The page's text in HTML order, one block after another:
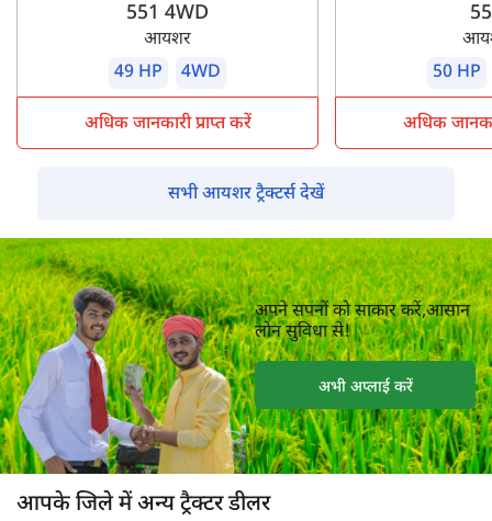
551 4WD
आयशर
49 HP
4WD
अधिक जानकारी प्राप्त करें
50 HP
अधिक
सभी आयशर ट्रैक्टर्स देखें
अपने सपनों को साकार करें,आसान
लोन सुविधा से!
अभी अप्लाई करें
आपके जिले में अन्य ट्रैक्टर डीलर